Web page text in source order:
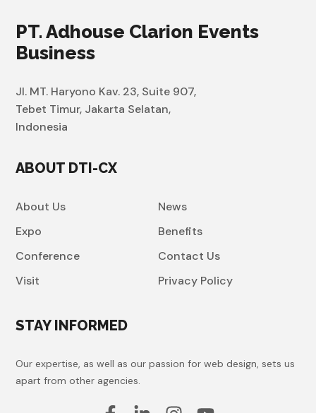
PT. Adhouse Clarion Events
Business
Jl. MT. Haryono Kav. 23, Suite 907,
Tebet Timur, Jakarta Selatan,
Indonesia
ABOUT DTI-CX
About Us
Expo
Conference
Visit
News
Benefits
Contact Us
Privacy Policy
STAY INFORMED
Our expertise, as well as our passion for web design, sets us
apart from other agencies.